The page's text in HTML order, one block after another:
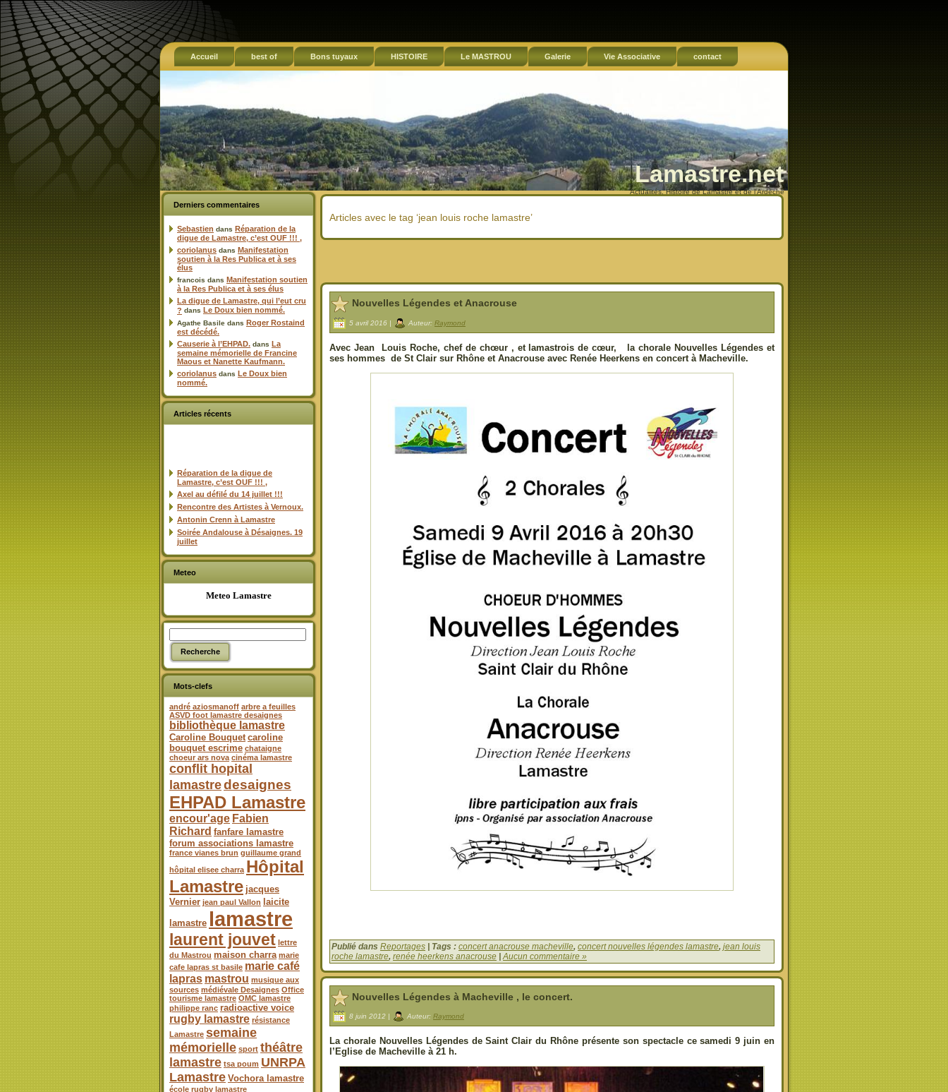
Accueil best of Bons tuyaux HISTOIRE Le MASTROU Galerie Vie Associative contact
Lamastre.net
Actualités, Histoire de Lamastre et de l'Ardèche
Derniers commentaires
Sebastien dans Réparation de la
digue de Lamastre, c’est OUF !!! ,
coriolanus dans Manifestation
soutien à la Res Publica et à ses
élus
francois dans Manifestation soutien
à la Res Publica et à ses élus
La digue de Lamastre, qui l’eut cru
? dans Le Doux bien nommé.
Agathe Basile dans Roger Rostaind
est décédé.
Causerie à l’EHPAD. dans La
semaine mémorielle de Francine
Maous et Nanette Kaufmann.
coriolanus dans Le Doux bien
nommé.
Articles récents
Réparation de la digue de
Lamastre, c’est OUF !!! ,
Axel au défilé du 14 juillet !!!
Rencontre des Artistes à Vernoux.
Antonin Crenn à Lamastre
Soirée Andalouse à Désaignes. 19
juillet
Meteo
Meteo Lamastre
Mots-clefs
andré aziosmanoff arbre a feuilles
ASVD foot lamastre desaignes
bibliothèque lamastre
Caroline Bouquet caroline
bouquet escrime chataigne
choeur ars nova cinéma lamastre
conflit hopital
lamastredesaignes
EHPAD Lamastre
encour'age Fabien
Richard fanfare lamastre
forum associations lamastre
france vianes brun guillaume grand
hôpital elisee charra Hôpital
Lamastre jacques
Vernier jean paul Vallon
laicite
lamastre lamastre
laurent jouvet lettre
du Mastrou maison charra marie
cafe lapras st basile marie café
lapras mastrou musique aux
sources médiévale Desaignes Office
tourisme lamastre OMC lamastre
philippe ranc radioactive voice
rugby lamastre résistance
Lamastre semaine
mémorielle sport théâtre
lamastre tsa poum UNRPA
Lamastre Vochora lamastre
école rugby lamastre
Articles avec le tag ‘jean louis roche lamastre’
Nouvelles Légendes et Anacrouse
5 avril 2016 | Auteur: Raymond
Avec Jean Louis Roche, chef de chœur , et lamastrois de cœur, la chorale Nouvelles Légendes et
ses hommes de St Clair sur Rhône et Anacrouse avec Renée Heerkens en concert à Macheville.
Publié dans Reportages | Tags : concert anacrouse macheville, concert nouvelles légendes lamastre, jean louis
roche lamastre, renée heerkens anacrouse |Aucun commentaire »
Nouvelles Légendes à Macheville , le concert.
8 juin 2012 | Auteur: Raymond
La chorale Nouvelles Légendes de Saint Clair du Rhône présente son spectacle ce samedi 9 juin en
l’Eglise de Macheville à 21 h.